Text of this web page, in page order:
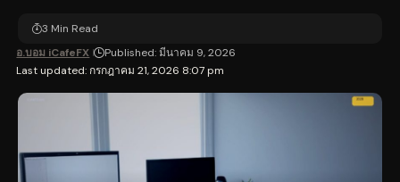
Last updated: กรกฎาคม 21, 2026 8:07 pm
อ.บอม iCafeFX Published: มีนาคม 9, 2026
3 Min Read